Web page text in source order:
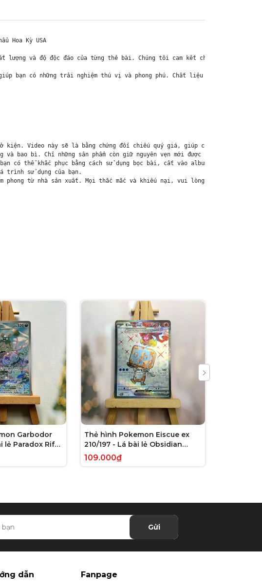
Hoa Kỳ USA
lượng và độ độc đáo của từng thẻ bài. Chúng tôi cam kết chỉ bán hàng
bạn có những trải nghiệm thú vị và phong phú. Chất liệu chính của thẻ
kiện. Video này sẽ là bằng chứng đối chiếu quý giá, giúp chúng tôi nhanh
và bao bì. Chỉ những sản phẩm còn giữ nguyên vẹn mới được chấp nhận đổi
thể khắc phục bằng cách sử dụng bọc bài, cất vào album, hoặc ép giữa
trình sử dụng của bạn.
phong từ nhà sản xuất. Mọi thắc mắc và khiếu nại, vui lòng liên hệ trực
Garbodor
lẻ Paradox Rift
tiếng Anh chính
Thẻ hình Pokemon Eiscue ex
210/197 - Lá bài lẻ Obsidian
Flames Full Art Secret Rare
tiếng Anh chính hãng
109.000₫
Gửi
dẫn Fanpage